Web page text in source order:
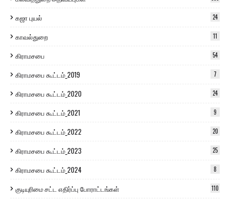
கஜா புயல் 24
காவல்துறை 11
கிராமசபை 54
கிராமசபை கூட்டம்_2019 7
கிராமசபை கூட்டம்_2020 24
கிராமசபை கூட்டம்_2021 9
கிராமசபை கூட்டம்_2022 20
கிராமசபை கூட்டம்_2023 25
கிராமசபை கூட்டம்_2024 8
குடியுரிமை சட்ட எதிர்ப்பு போராட்டங்கள் 110